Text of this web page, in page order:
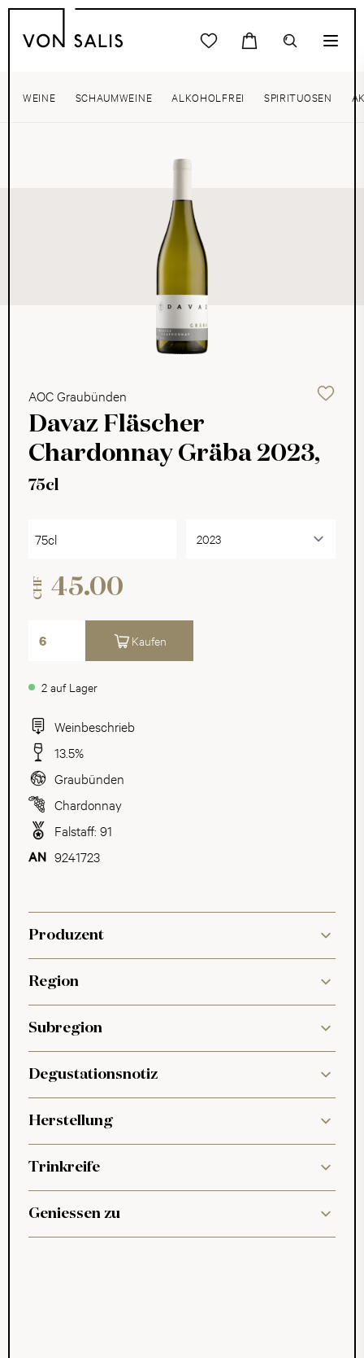
WEINE SCHAUMWEINE ALKOHOLFREI SPIRITUOSEN
AOC Graubünden
Davaz Fläscher
Chardonnay Gräba 2023,
75cl
Weinbeschrieb
13.5%
Graubünden
Chardonnay
Falstaff: 91
9241723
75cl
2 auf Lager
CHF 45.00
Kaufen
Produzent
Region
Subregion
Degustationsnotiz
Herstellung
Trinkreife
Geniessen zu